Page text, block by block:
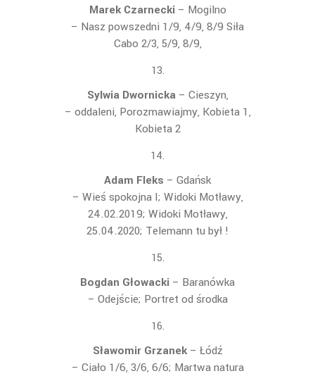
Marek Czarnecki– Mogilno
– Nasz powszedni 1/9, 4/9, 8/9 Siła
Cabo 2/3, 5/9, 8/9,
Sylwia Dwornicka– Cieszyn,
– oddaleni, Porozmawiajmy, Kobieta 1,
Kobieta 2
Adam Fleks – Gdańsk
– Wieś spokojna I; Widoki Motławy,
24.02.2019; Widoki Motławy,
25.04.2020; Telemann tu był !
Bogdan Głowacki – Baranówka
– Odejście; Portret od środka
Sławomir Grzanek– Łódź
– Ciało 1/6, 3/6, 6/6; Martwa natura